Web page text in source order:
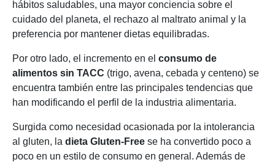
hábitos saludables, una mayor conciencia sobre el
cuidado del planeta, el rechazo al maltrato animal y la
preferencia por mantener dietas equilibradas.
Por otro lado, el incremento en el consumo de
alimentos sin TACC (trigo, avena, cebada y centeno) se
encuentra también entre las principales tendencias que
han modificando el perfil de la industria alimentaria.
Surgida como necesidad ocasionada por la intolerancia
al gluten, la dieta Gluten-Free se ha convertido poco a
poco en un estilo de consumo en general. Además de